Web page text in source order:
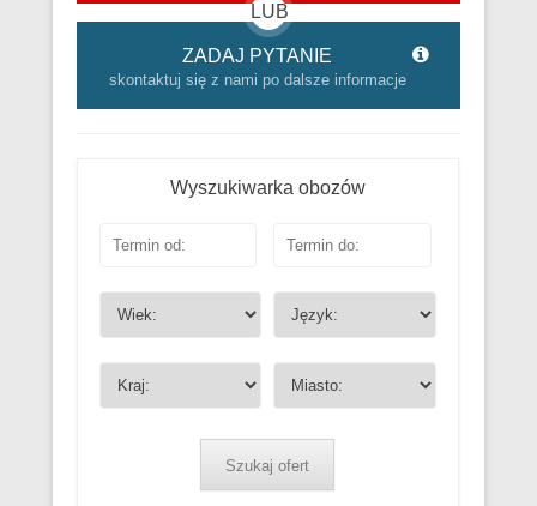
LUB
ZADAJ PYTANIE
skontaktuj się z nami po dalsze informacje
Wyszukiwarka obozów
Szukaj ofert